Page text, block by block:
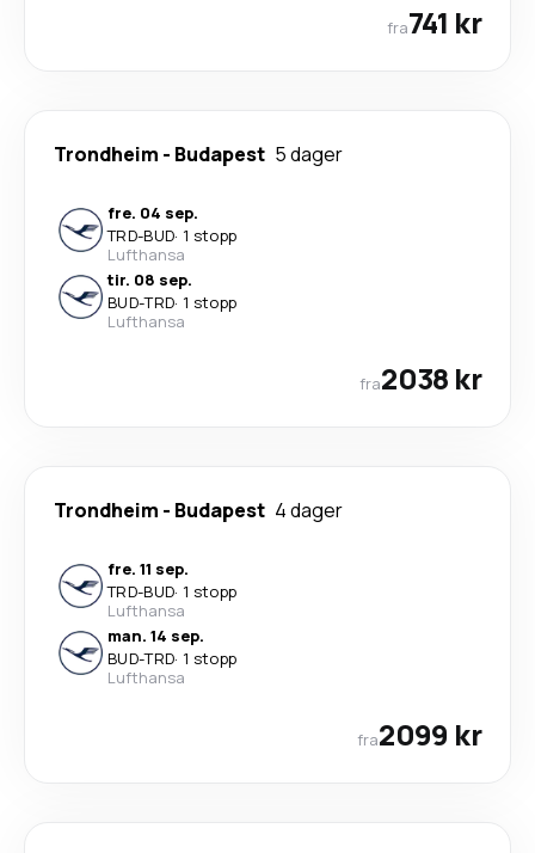
fra741 kr
Trondheim - Budapest 5 dager
fre. 04 sep.
TRD-BUD· 1 stopp
Lufthansa
tir. 08 sep.
BUD-TRD· 1 stopp
Lufthansa
fra2038 kr
Trondheim - Budapest 4 dager
fre. 11 sep.
TRD-BUD· 1 stopp
Lufthansa
man. 14 sep.
BUD-TRD· 1 stopp
Lufthansa
fra2099 kr